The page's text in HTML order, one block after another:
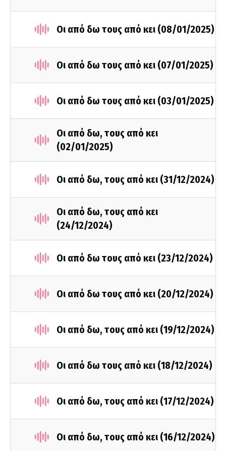
Οι από δω τους από κει (08/01/2025)
Οι από δω τους από κει (07/01/2025)
Οι από δω τους από κει (03/01/2025)
Οι από δω, τους από κει
(02/01/2025)
Οι από δω, τους από κει (31/12/2024)
Οι από δω, τους από κει
(24/12/2024)
Οι από δω τους από κει (23/12/2024)
Οι από δω τους από κει (20/12/2024)
Οι από δω, τους από κει (19/12/2024)
Οι από δω τους από κει (18/12/2024)
Οι από δω, τους από κει (17/12/2024)
Οι από δω, τους από κει (16/12/2024)